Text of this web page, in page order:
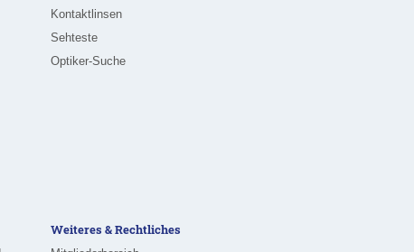
Kontaktlinsen
Sehteste
Optiker-Suche
Weiteres & Rechtliches